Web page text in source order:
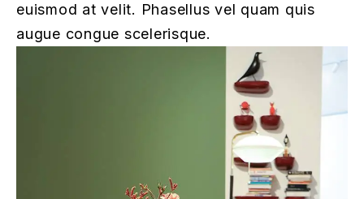
euismod at velit. Phasellus vel quam quis
augue congue scelerisque.